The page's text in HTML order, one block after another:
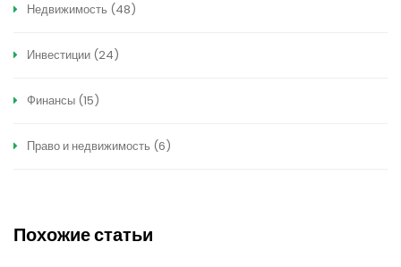
Недвижимость (48)
Инвестиции (24)
Финансы (15)
Право и недвижимость (6)
Похожие статьи